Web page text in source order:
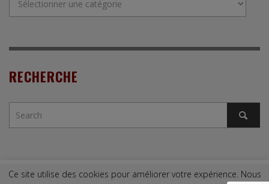
RECHERCHE
Ce site utilise des cookies pour améliorer votre expérience. Nous